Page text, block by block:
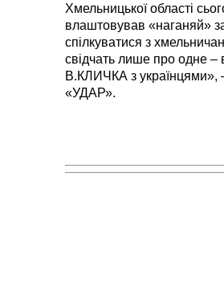
Хмельницької області
влаштовував «наганяй»
спілкуватися з
свідчать лише про одне –
В.КЛИЧКА з українцями»,
«УДАР».